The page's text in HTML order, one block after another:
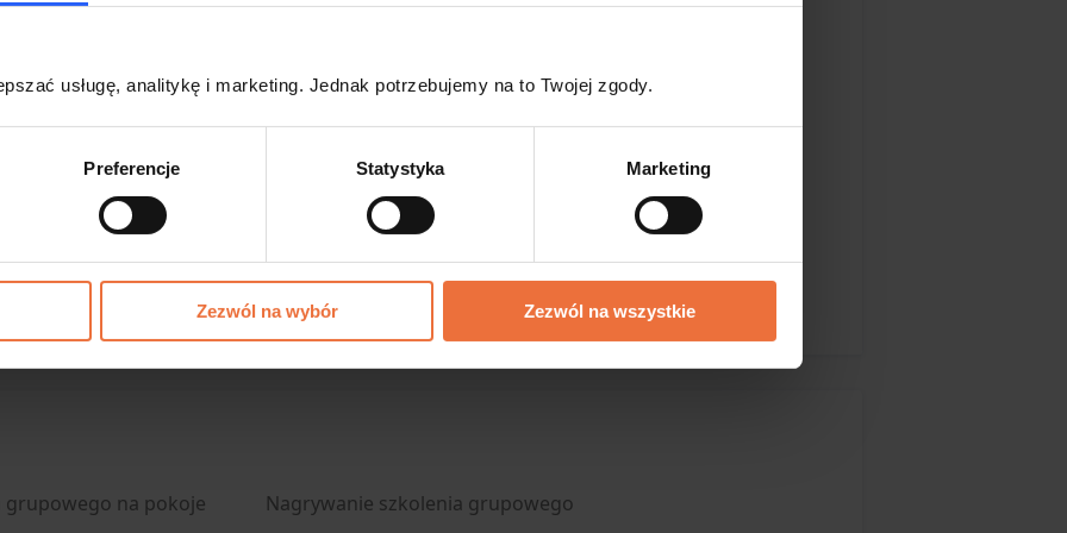
usługę, analitykę i marketing. Jednak potrzebujemy na to Twojej zgody.
Preferencje Statystyka Marketing
Zezwól na wybór Zezwól na wszystkie
bez presji kończącego się czasu.
zapisane bezpośrednio w pamięci Twojego komputera. Już na początku
do jakiego folderu ma trafić plik, dzięki czemu później możesz łatwo odnaleźć
spotkania.
grupowego na pokoje Nagrywanie szkolenia grupowego